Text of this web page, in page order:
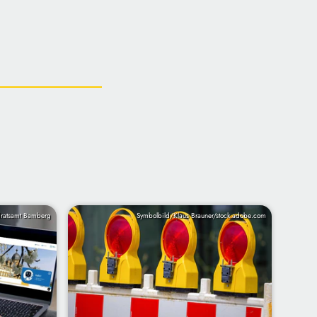
Bamberg Symbolbild/Klaus Brauner/stock.adobe.com